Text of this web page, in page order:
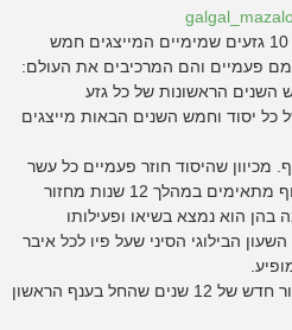
במקביל לענפים הארציים קיימים 10 גזעים שמימיים המייצגים חמש
פעמיים והם המרכיבים את העולם:
הראשונות של כל גזע
כל יסוד וחמש השנים הבאות מייצגים
מכיוון שהיסוד חוזר פעמיים כל עשר
שנים, הרי שלכל יסוד שני איברי גוף מתאימים במהלך 12 שנות מחזור
בהן הוא נמצא בשיאו ופעילותו
הבילוגי הסיני שעל פיו לכל איבר
לדוגמה: בשנת 2008 התחיל מחזור חדש של 12 שנים שהחל בענף הראשון